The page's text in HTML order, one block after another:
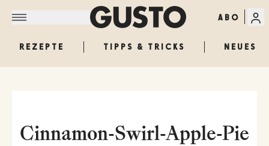
ABO
REZEPTE TIPPS & TRICKS NEUES
Cinnamon-Swirl-Apple-Pie